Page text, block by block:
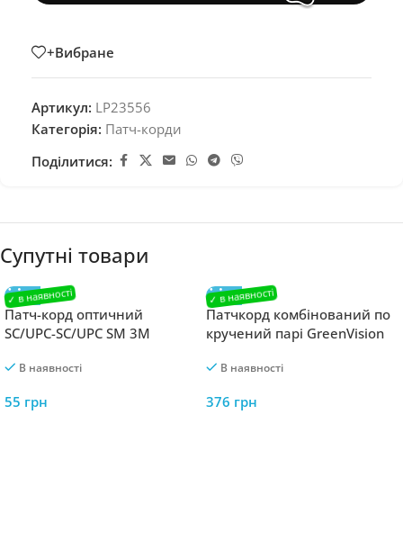
+Вибране
Артикул: LP23556
Категорія: Патч-корди
Поділитися:
Супутні товари
Патч-корд оптичний
SC/UPC-SC/UPC SM 3M
В наявності
55 грн
Патчкорд комбінований по
кручений парі GreenVision
В наявності
376 грн